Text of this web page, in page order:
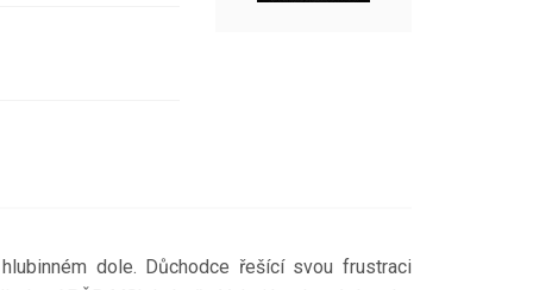
dole. Důchodce řešící svou frustraci